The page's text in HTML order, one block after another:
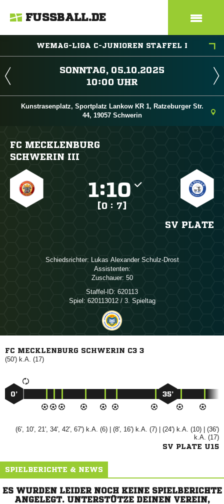
FUSSBALL.DE
WEMAG-LIGA C-JUNIOREN STAFFEL I
 
 
Kunstrasenplatz, Sportplatz Lankow KR 1, Ratzeburger Str.
44, 19057 Schwerin
FC MECKLENBURG
SCHWERIN III
:
[0 : 7]
SV PLATE
Schiedsrichter:   
Assistenten:
Zuschauer: 50
Staffel-ID: 620113
Spiel: 620113012 / 3. Spieltag
FC MECKLENBURG SCHWERIN C3 3
(50') k.A. (17)
0’ 35’
(6', 10', 21', 34', 42', 67') k.A. (6) | (8', 16') k.A. (7) | (24') k.A. (10) | (36')
k.A. (17)
SV PLATE U15
SPIELBERICHTE & NEWS
ES WURDEN LEIDER NOCH KEINE SPIELBERICHTE
ANGELEGT. UNTERSTÜTZE DEINEN VEREIN,